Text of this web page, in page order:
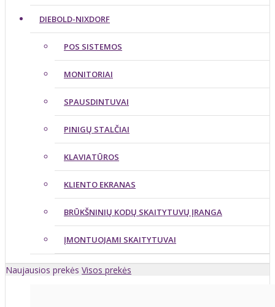
DIEBOLD-NIXDORF
POS SISTEMOS
MONITORIAI
SPAUSDINTUVAI
PINIGŲ STALČIAI
KLAVIATŪROS
KLIENTO EKRANAS
BRŪKŠNINIŲ KODŲ SKAITYTUVŲ ĮRANGA
ĮMONTUOJAMI SKAITYTUVAI
Naujausios prekės Visos prekės